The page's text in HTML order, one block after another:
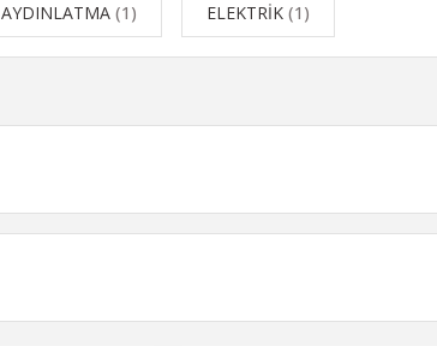
AYDINLATMA (1) ELEKTRİK (1)